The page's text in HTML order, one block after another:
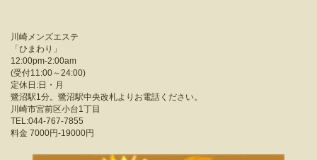
川崎メンズエステ
「ひまわり 」
12:00pm-2:00am
(受付11:00～24:00)
定休日:日・月
鷺沼駅1分。鷺沼駅中央改札よりお電話ください。
川崎市宮前区小台1丁目
TEL:044-767-7855
料金 7000円-19000円